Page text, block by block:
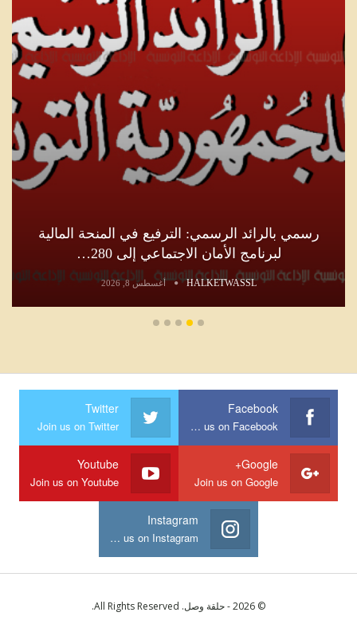
رسمي بالرائد الرسمي: الترفيع في المنحة المالية
لبرنامج الأمان الاجتماعي إلى 280…
HALKETWASSL أغسطس 8, 2026
Facebook
Join us on Facebook
Twitter
Join us on Twitter
Google+
Join us on Google
Youtube
Join us on Youtube
Instagram
Join us on Instagram
© 2026 - حلقة وصل. All Rights Reserved.